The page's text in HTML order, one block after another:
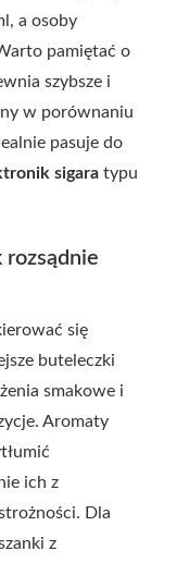
a osoby
pamiętać o
szybsze i
w porównaniu
pasuje do
sigara typu
się
buteleczki
smakowe i
Aromaty
ich z
Dla
z